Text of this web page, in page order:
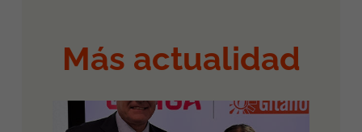
Más actualidad